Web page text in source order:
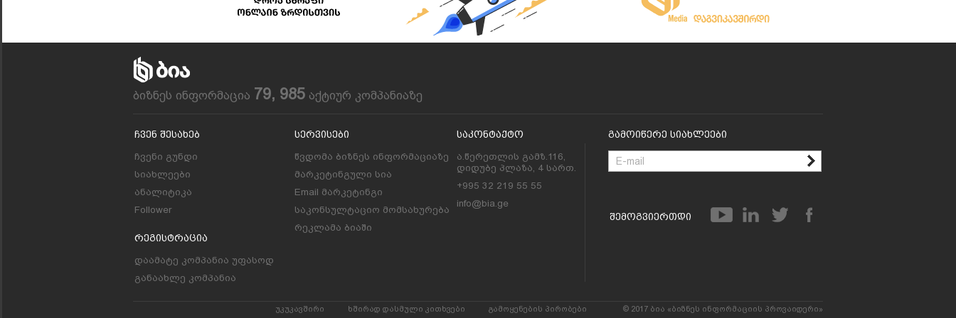
ბიზნეს ინფორმაცია 79, 985 აქტიურ კომპანიაზე
Ჩვენ Შესახებ
ჩვენი გუნდი
სიახლეები
ანალიტიკა
Follower
Რეგისტრაცია
დაამატე კომპანია უფასოდ
განაახლე კომპანია
Სერვისები
წვდომა ბიზნეს ინფორმაციაზე
მარკეტინგული სია
Email მარკეტინგი
საკონსულტაციო მომსახურება
რეკლამა ბიაში
Საკონტაქტო
ა.წერეთლის გამზ.116,
დიდუბე პლაზა, 4 სართ.
+995 32 219 55 55
info@bia.ge
Გამოიწერე Სიახლეები
Შემოგვიერთდი
© 2017 ბია «ბიზნეს ინფორმაციის პროვაიდერი»
უკუკავშირი ხშირად დასმული კითხვები გამოყენების პირობები